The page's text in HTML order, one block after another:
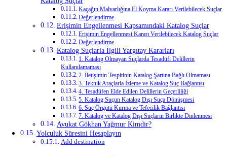
Kaçağın Malvarlığına El Koyma Kararı Verilebilecek Suçlar
Değerlendirme
Erişimin Engellenmesi Kapsamındaki Katalog Suçlar
Erişimin Engellenmesi Kararı Verilebilecek Katalog Suçlar
Değerlendirme
Katalog Suçlarla İlgili Yargıtay Kararları
1. Katalog Olmayan Suçlarda Tesadüfi Delillerin
Kullanılamaması
2. İletişimin Tespitinin Katalog Şartına Bağlı Olmaması
3. Teknik Araçlarla İzleme ve Katalog Suç Bağlantısı
4. Tesadüfen Elde Edilen Delillerin Geçerliliği
5. Katalog Suçun Katalog Dışı Suça Dönüşmesi
6. Suç Örgütü Kurma ve Tefecilik Bağlantısı
7. Katalog ve Katalog Dışı Suçların Birlikte Dinlenmesi
Avukat Gökhan Yağmur Kimdir?
Yolculuk Süresini Hesaplayın
Add destination